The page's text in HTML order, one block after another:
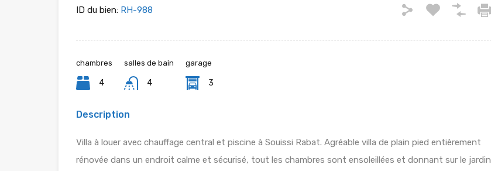
ID du bien: RH-988
chambres
4
salles de bain
4
garage
3
Description
Villa à louer avec chauffage central et piscine à Souissi Rabat. Agréable villa de plain pied entièrement
rénovée dans un endroit calme et sécurisé, tout les chambres sont ensoleillées et donnant sur le jardin